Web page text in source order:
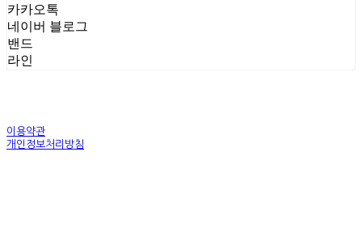
카카오톡
네이버 블로그
밴드
라인
이용약관
개인정보처리방침